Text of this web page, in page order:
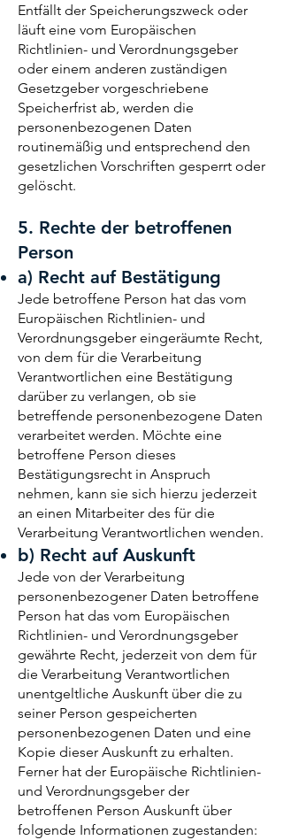
Entfällt der Speicherungszweck oder
läuft eine vom Europäischen
Richtlinien- und Verordnungsgeber
oder einem anderen zuständigen
Gesetzgeber vorgeschriebene
Speicherfrist ab, werden die
personenbezogenen Daten
routinemäßig und entsprechend den
gesetzlichen Vorschriften gesperrt oder
gelöscht.
5. Rechte der betroffenen
Person
a) Recht auf Bestätigung
Jede betroffene Person hat das vom
Europäischen Richtlinien- und
Verordnungsgeber eingeräumte Recht,
von dem für die Verarbeitung
Verantwortlichen eine Bestätigung
darüber zu verlangen, ob sie
betreffende personenbezogene Daten
verarbeitet werden. Möchte eine
betroffene Person dieses
Bestätigungsrecht in Anspruch
nehmen, kann sie sich hierzu jederzeit
an einen Mitarbeiter des für die
Verarbeitung Verantwortlichen wenden.
b) Recht auf Auskunft
Jede von der Verarbeitung
personenbezogener Daten betroffene
Person hat das vom Europäischen
Richtlinien- und Verordnungsgeber
gewährte Recht, jederzeit von dem für
die Verarbeitung Verantwortlichen
unentgeltliche Auskunft über die zu
seiner Person gespeicherten
personenbezogenen Daten und eine
Kopie dieser Auskunft zu erhalten.
Ferner hat der Europäische Richtlinien-
und Verordnungsgeber der
betroffenen Person Auskunft über
folgende Informationen zugestanden: